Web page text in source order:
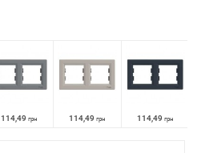
114,49 грн 114,49 грн 114,49 грн